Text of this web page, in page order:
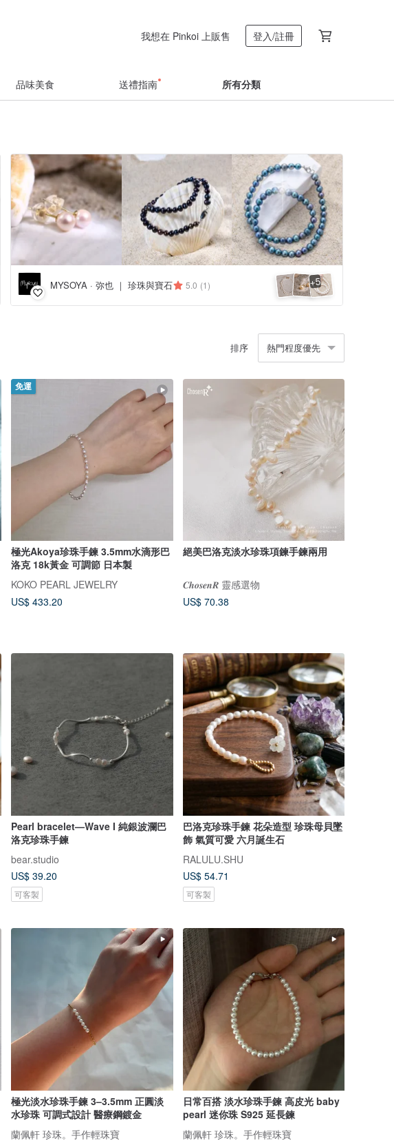
我想在 Pinkoi 上販售 登入/註冊
品味美食 送禮指南 所有分類
MYSOYA · 弥也 ｜ 珍珠與寶石 5.0 (1) +5
排序 熱門程度優先
免運
極光Akoya珍珠手鍊 3.5mm水滴形巴
洛克 18k黃金 可調節 日本製
KOKO PEARL JEWELRY
US$ 433.20
絕美巴洛克淡水珍珠項鍊手鍊兩用
𝑪𝒉𝒐𝒔𝒆𝒏𝑹 靈感選物
US$ 70.38
Pearl bracelet—Wave I 純銀波瀾巴
洛克珍珠手鍊
bear.studio
US$ 39.20
可客製
巴洛克珍珠手鍊 花朵造型 珍珠母貝墜
飾 氣質可愛 六月誕生石
RALULU.SHU
US$ 54.71
可客製
極光淡水珍珠手鍊 3–3.5mm 正圓淡
水珍珠 可調式設計 醫療鋼鍍金
蘭佩軒 珍珠。手作輕珠寶
日常百搭 淡水珍珠手鍊 高皮光 baby
pearl 迷你珠 S925 延長鍊
蘭佩軒 珍珠。手作輕珠寶